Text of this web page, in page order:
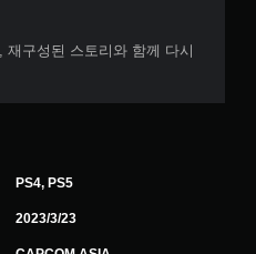
구성된 스토리와 함께 다시
PS4, PS5
2023/3/23